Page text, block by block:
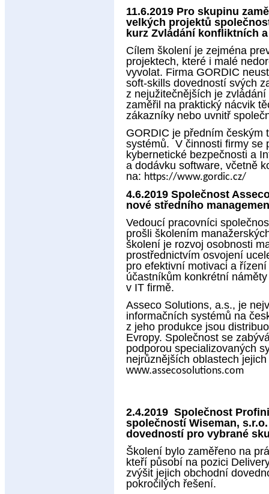
11.6.2019 Pro skupinu
velkých projektů
kurz Zvládání konfliktních
Cílem školení je zejména
projektech, které i malé
vyvolat. Firma GORDIC
soft-skills dovedností svých
z nejužitečnějších je
zaměřil na praktický nácvik
zákazníky nebo uvnitř
GORDIC je předním českým
systémů. V činnosti firmy se
kybernetické bezpečnosti a
a dodávku software, včetně
na: https://www.gordic.cz/
4.6.2019 Společnost
nové středního
Vedoucí pracovníci
prošli školením
školení je rozvoj osobnosti
prostřednictvím osvojení
pro efektivní motivaci a
účastníkům konkrétní
v IT firmě.
Asseco Solutions, a.s., je
informačních systémů na
z jeho produkce jsou
Evropy. Společnost se
podporou specializovaných
nejrůznějších oblastech
www.assecosolutions.com
2.4.2019 Společnost
společností Wiseman,
dovedností pro vybrané
Školení bylo zaměřeno na
kteří působí na pozici
zvýšit jejich obchodní
pokročilých řešení.